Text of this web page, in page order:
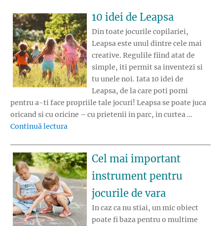
10 idei de Leapsa
Din toate jocurile copilariei,
Leapsa este unul dintre cele mai
creative. Regulile fiind atat de
simple, iti permit sa inventezi si
tu unele noi. Iata 10 idei de
Leapsa, de la care poti porni
pentru a-ti face propriile tale jocuri! Leapsa se poate juca
oricand si cu oricine – cu prietenii in parc, in curtea …
Continuă lectura
Cel mai important
instrument pentru
jocurile de vara
In caz ca nu stiai, un mic obiect
poate fi baza pentru o multime